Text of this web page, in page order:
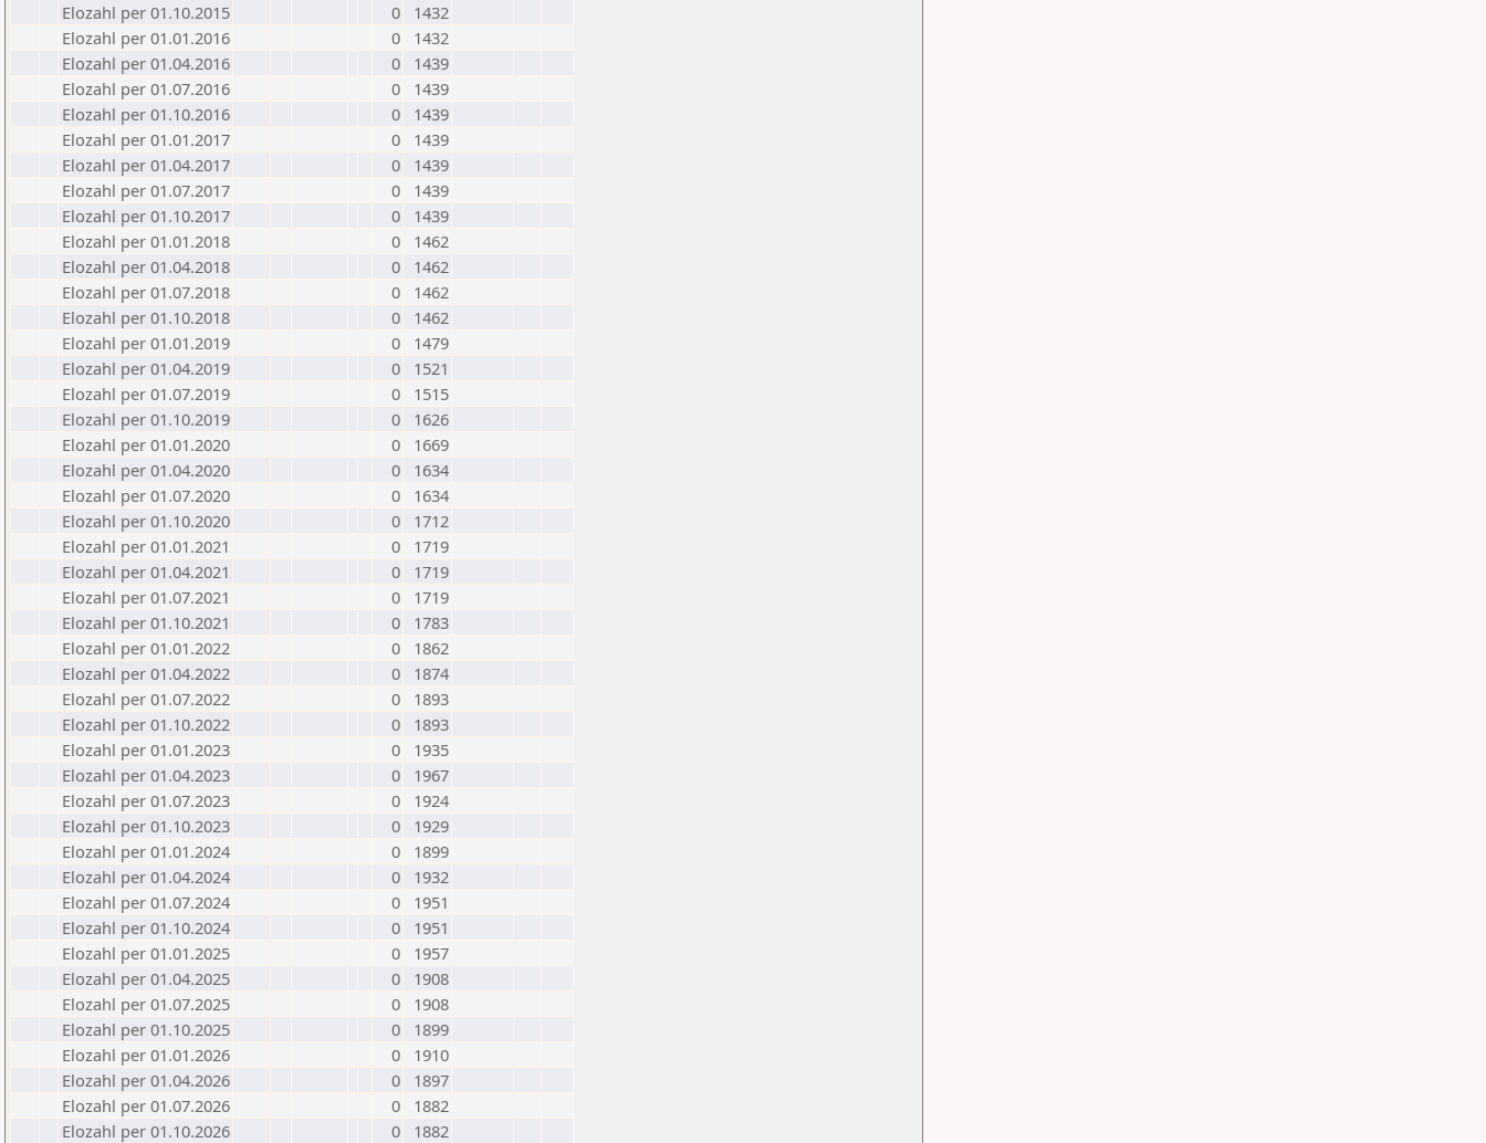
Elozahl per 01.10.2015
0
1432
Elozahl per 01.01.2016
0
1432
Elozahl per 01.04.2016
0
1439
Elozahl per 01.07.2016
0
1439
Elozahl per 01.10.2016
0
1439
Elozahl per 01.01.2017
0
1439
Elozahl per 01.04.2017
0
1439
Elozahl per 01.07.2017
0
1439
Elozahl per 01.10.2017
0
1439
Elozahl per 01.01.2018
0
1462
Elozahl per 01.04.2018
0
1462
Elozahl per 01.07.2018
0
1462
Elozahl per 01.10.2018
0
1462
Elozahl per 01.01.2019
0
1479
Elozahl per 01.04.2019
0
1521
Elozahl per 01.07.2019
0
1515
Elozahl per 01.10.2019
0
1626
Elozahl per 01.01.2020
0
1669
Elozahl per 01.04.2020
0
1634
Elozahl per 01.07.2020
0
1634
Elozahl per 01.10.2020
0
1712
Elozahl per 01.01.2021
0
1719
Elozahl per 01.04.2021
0
1719
Elozahl per 01.07.2021
0
1719
Elozahl per 01.10.2021
0
1783
Elozahl per 01.01.2022
0
1862
Elozahl per 01.04.2022
0
1874
Elozahl per 01.07.2022
0
1893
Elozahl per 01.10.2022
0
1893
Elozahl per 01.01.2023
0
1935
Elozahl per 01.04.2023
0
1967
Elozahl per 01.07.2023
0
1924
Elozahl per 01.10.2023
0
1929
Elozahl per 01.01.2024
0
1899
Elozahl per 01.04.2024
0
1932
Elozahl per 01.07.2024
0
1951
Elozahl per 01.10.2024
0
1951
Elozahl per 01.01.2025
0
1957
Elozahl per 01.04.2025
0
1908
Elozahl per 01.07.2025
0
1908
Elozahl per 01.10.2025
0
1899
Elozahl per 01.01.2026
0
1910
Elozahl per 01.04.2026
0
1897
Elozahl per 01.07.2026
0
1882
Elozahl per 01.10.2026
0 1882